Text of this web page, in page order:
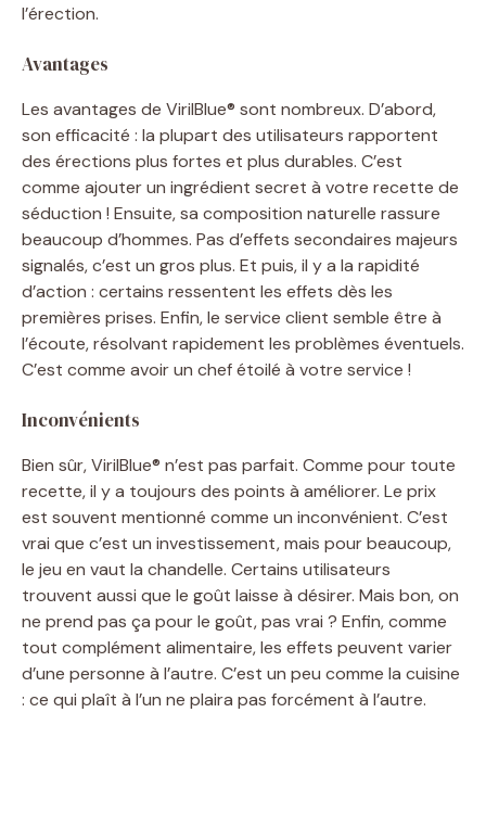
l’érection.
Avantages
Les avantages de VirilBlue® sont nombreux. D’abord,
son efficacité : la plupart des utilisateurs rapportent
des érections plus fortes et plus durables. C’est
comme ajouter un ingrédient secret à votre recette de
séduction ! Ensuite, sa composition naturelle rassure
beaucoup d’hommes. Pas d’effets secondaires majeurs
signalés, c’est un gros plus. Et puis, il y a la rapidité
d’action : certains ressentent les effets dès les
premières prises. Enfin, le service client semble être à
l’écoute, résolvant rapidement les problèmes éventuels.
C’est comme avoir un chef étoilé à votre service !
Inconvénients
Bien sûr, VirilBlue® n’est pas parfait. Comme pour toute
recette, il y a toujours des points à améliorer. Le prix
est souvent mentionné comme un inconvénient. C’est
vrai que c’est un investissement, mais pour beaucoup,
le jeu en vaut la chandelle. Certains utilisateurs
trouvent aussi que le goût laisse à désirer. Mais bon, on
ne prend pas ça pour le goût, pas vrai ? Enfin, comme
tout complément alimentaire, les effets peuvent varier
d’une personne à l’autre. C’est un peu comme la cuisine
: ce qui plaît à l’un ne plaira pas forcément à l’autre.